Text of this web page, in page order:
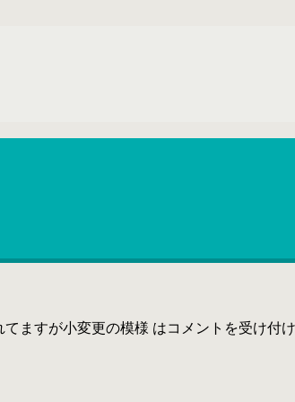
てますが小変更の模様 はコメントを受け付